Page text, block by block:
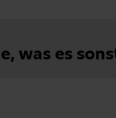
was es